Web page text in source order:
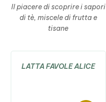
Il piacere di scoprire i sapori
di tè, miscele di frutta e
tisane
LATTA FAVOLE ALICE